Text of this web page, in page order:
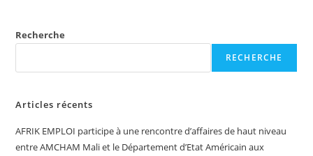
Recherche
RECHERCHE
Articles récents
AFRIK EMPLOI participe à une rencontre d’affaires de haut niveau
entre AMCHAM Mali et le Département d’Etat Américain aux